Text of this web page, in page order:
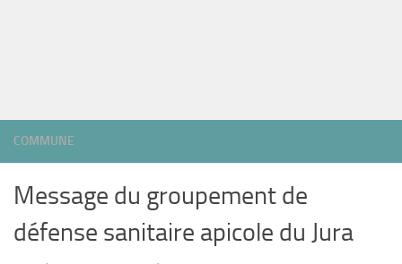
COMMUNE
Message du groupement de
défense sanitaire apicole du Jura